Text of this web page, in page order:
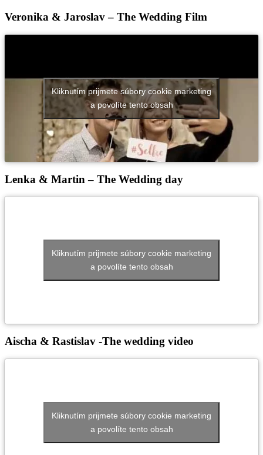
Veronika & Jaroslav – The Wedding Film
Kliknutím prijmete súbory cookie marketing
a povolíte tento obsah
Lenka & Martin – The Wedding day
Kliknutím prijmete súbory cookie marketing
a povolíte tento obsah
Aischa & Rastislav -The wedding video
Kliknutím prijmete súbory cookie marketing
a povolíte tento obsah